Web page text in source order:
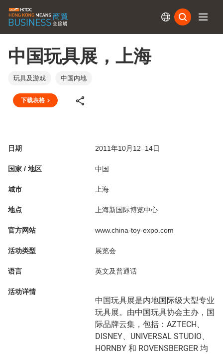
中国玩具展，上海
玩具及游戏 中国内地
下载表格
日期 2011年10月12–14日
国家 / 地区 中国
城市 上海
地点 上海新国际博览中心
官方网站 www.china-toy-expo.com
活动类型 展览会
语言 英文及普通话
活动详情
中国玩具展是内地国际级大型专业
玩具展。由中国玩具协会主办，国
际品牌云集，包括：AZTECH、
DISNEY、UNIVERSAL STUDIO、
HORNBY 和 ROVENSBERGER 均